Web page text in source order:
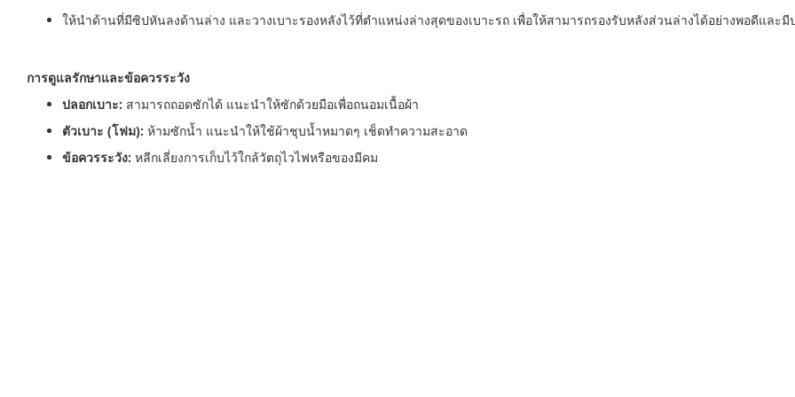
ให้นำด้านที่มีซิปหันลงด้านล่าง และวางเบาะรองหลังไว้ที่ตำแหน่งล่างสุดของเบาะรถ เพื่อให้สามารถรองรับหลังส่วนล่างได้อย่างพอดีและ
การดูแลรักษาและข้อควรระวัง
ปลอกเบาะ: สามารถถอดซักได้ แนะนำให้ซักด้วยมือเพื่อถนอมเนื้อผ้า
ตัวเบาะ (โฟม): ห้ามซักน้ำ แนะนำให้ใช้ผ้าชุบน้ำหมาดๆ เช็ดทำความสะอาด
ข้อควรระวัง: หลีกเลี่ยงการเก็บไว้ใกล้วัตถุไวไฟหรือของมีคม